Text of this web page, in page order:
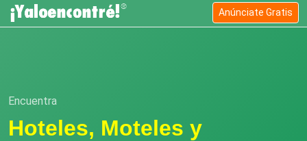
Anúnciate Gratis
Encuentra
Hoteles, Moteles y